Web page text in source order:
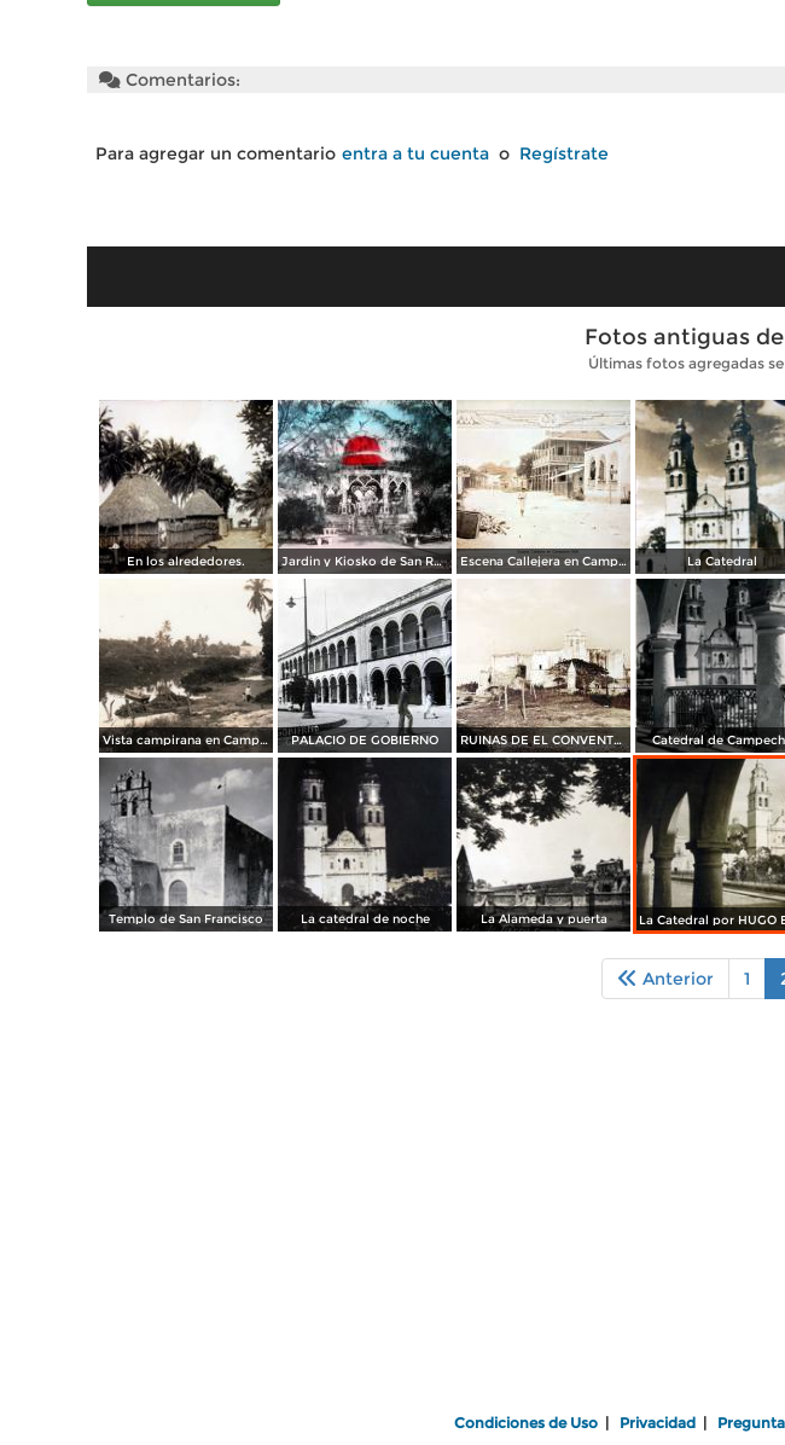
Comentarios:
Para agregar un comentario entra a tu cuenta o Regístrate
Fotos antiguas
Últimas fotos agregadas
En los alrededores. Jardin y Kiosko de San Roman Escena Callejera en Campeche, ( Fechada en 1908 ) La Catedral
Vista campirana en Campeche PALACIO DE GOBIERNO RUINAS DE EL CONVENTO DE SAN FRANCISCO Por el fotografo Hugo Brehme Catedral de
Templo de San Francisco La catedral de noche La Alameda y puerta
Anterior 1
Condiciones de Uso Privacidad